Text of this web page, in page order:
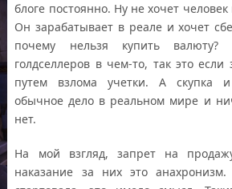
блоге постоянно. Ну не хочет
Он зарабатывает в реале и хочет
почему нельзя купить
голдселлеров в чем-то, так это
путем взлома учетки. А скупка
обычное дело в реальном мире и
нет.
На мой взгляд, запрет на
наказание за них это анахронизм.